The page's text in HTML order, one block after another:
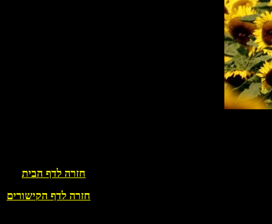
חזרה לדף הבית
חזרה לדף הקישורים